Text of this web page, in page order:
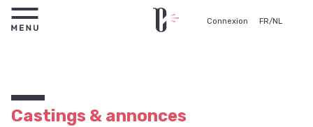
Connexion FR/NL
Castings & annonces